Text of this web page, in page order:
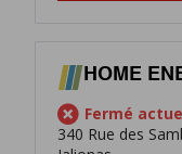
HOME
Fermé
340 Rue des